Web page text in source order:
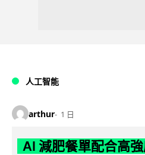
人工智能
arthur 1 日
AI 減肥餐單配合高